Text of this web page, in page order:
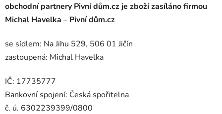
obchodní partnery Pivní dům.cz je zboží zasíláno firmou
Michal Havelka – Pivní dům.cz
se sídlem: Na Jihu 529, 506 01 Jičín
zastoupená: Michal Havelka
IČ: 17735777
Bankovní spojení: Česká spořitelna
č. ú. 6302239399/0800